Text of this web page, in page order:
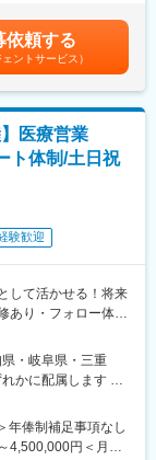
方も多くいます。
います。（※病院の
グ支援、人事担当
ャリアパスがあり
める
採用、研修担当）
験を積むことが可
ーを断ることも勿
ることができ、一
ん。
として活躍いただ
を含めた表記です。
依頼する
ェントサービス）
医療営業
ト体制/土日祝
験歓迎
して活かせる！将来
あり・フォロー体制
薬情報担当者）とし
う
多くの未経験者が
・岐阜県・三重
かに配属します 受
年俸制補足事項なし
4,500,000円＜月額